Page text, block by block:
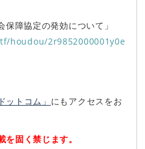
障協定の発効について」
houdou/2r9852000001y0e
ットコム」 にもアクセスをお
固く禁じます。